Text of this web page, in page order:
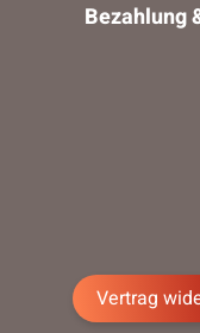
Bezahlung
Vertrag